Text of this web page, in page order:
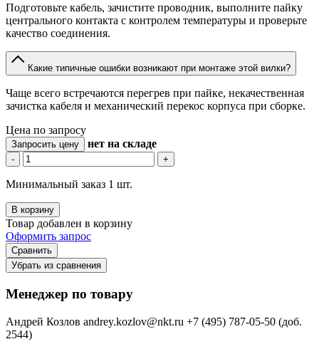
Подготовьте кабель, зачистите проводник, выполните пайку
центрального контакта с контролем температуры и проверьте
качество соединения.
Какие типичные ошибки возникают при монтаже этой вилки?
Чаще всего встречаются перегрев при пайке, некачественная
зачистка кабеля и механический перекос корпуса при сборке.
Цена по запросу
Запросить цену нет на складе
- +
Минимальный заказ 1 шт.
В корзину
Товар добавлен в корзину
Оформить запрос
Сравнить
Убрать из сравнения
Менеджер по товару
Андрей Козлов andrey.kozlov@nkt.ru +7 (495) 787-05-50 (доб.
2544)